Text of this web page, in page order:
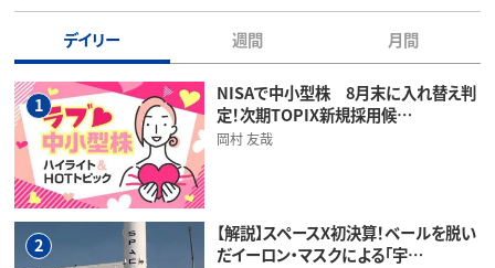
デイリー 週間 月間
1
NISAで中小型株 8月末に入れ替え判
定！次期TOPIX新規採用候…
岡村 友哉
2
【解説】スペースX初決算！ベールを脱い
だイーロン・マスクによる「宇…